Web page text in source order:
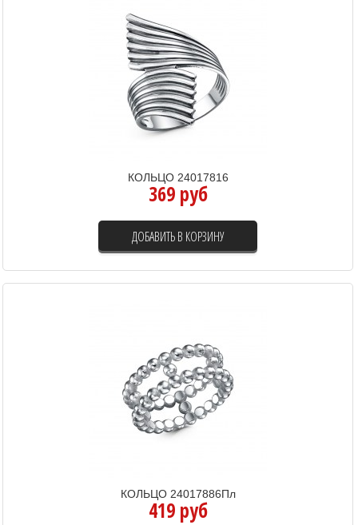
КОЛЬЦО 24017816
369 руб
ДОБАВИТЬ В КОРЗИНУ
КОЛЬЦО 24017886Пл
419 руб